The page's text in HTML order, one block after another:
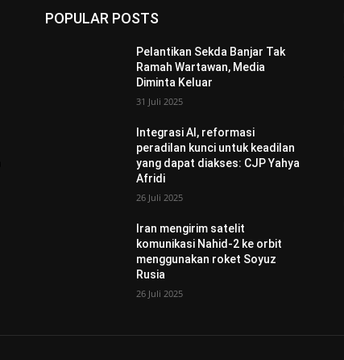
POPULAR POSTS
Pelantikan Sekda Banjar Tak
Ramah Wartawan, Media
Diminta Keluar
31 Juli 2025
Integrasi AI, reformasi
peradilan kunci untuk keadilan
yang dapat diakses: CJP Yahya
Afridi
26 Juli 2025
Iran mengirim satelit
komunikasi Nahid-2 ke orbit
menggunakan roket Soyuz
Rusia
26 Juli 2025